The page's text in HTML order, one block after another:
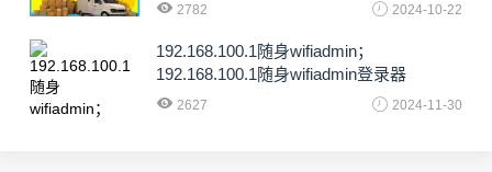
2782 2024-10-22
192.168.100.1随身wifiadmin；
192.168.100.1随身wifiadmin登录器
2627 2024-11-30